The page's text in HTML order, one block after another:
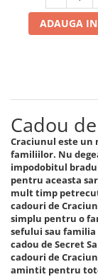
ADAUGA IN
Cadou
Craciunul este
familiilor. Nu
impodobitul
pentru aceasta
mult timp
cadouri de
simplu pentru o
sefului sau
cadou de Secret
cadouri de
amintit pentru